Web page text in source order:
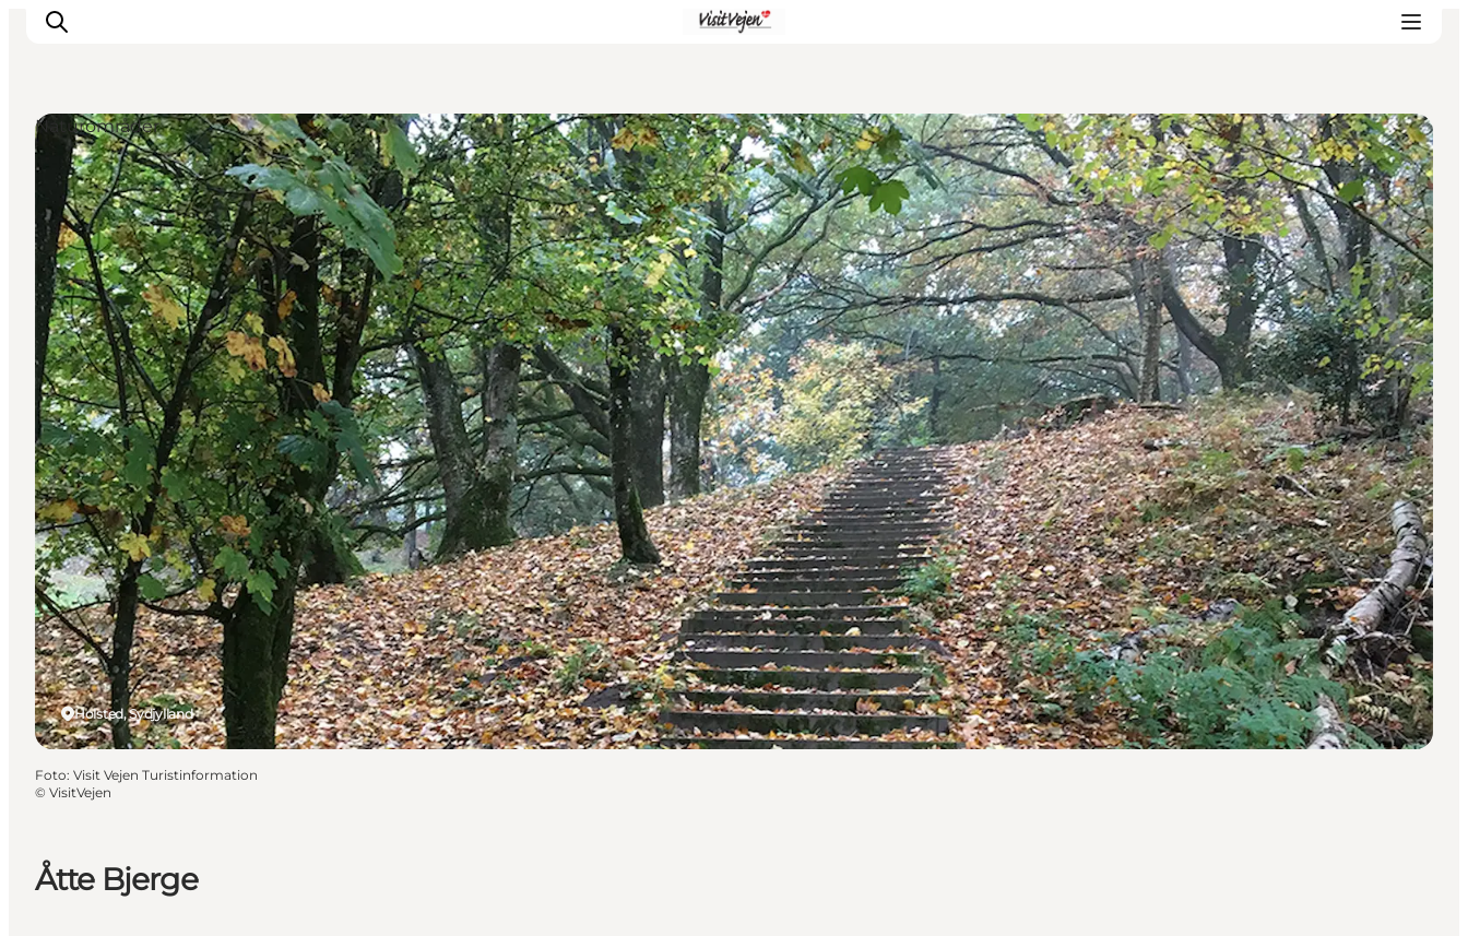
Spise
Sove
Natur
Se og oplev
Byer
Events
Udforsk
Åtte Bjerge
Holsted, Sydjylland
Naturområder
Foto: Visit Vejen Turistinformation
© VisitVejen